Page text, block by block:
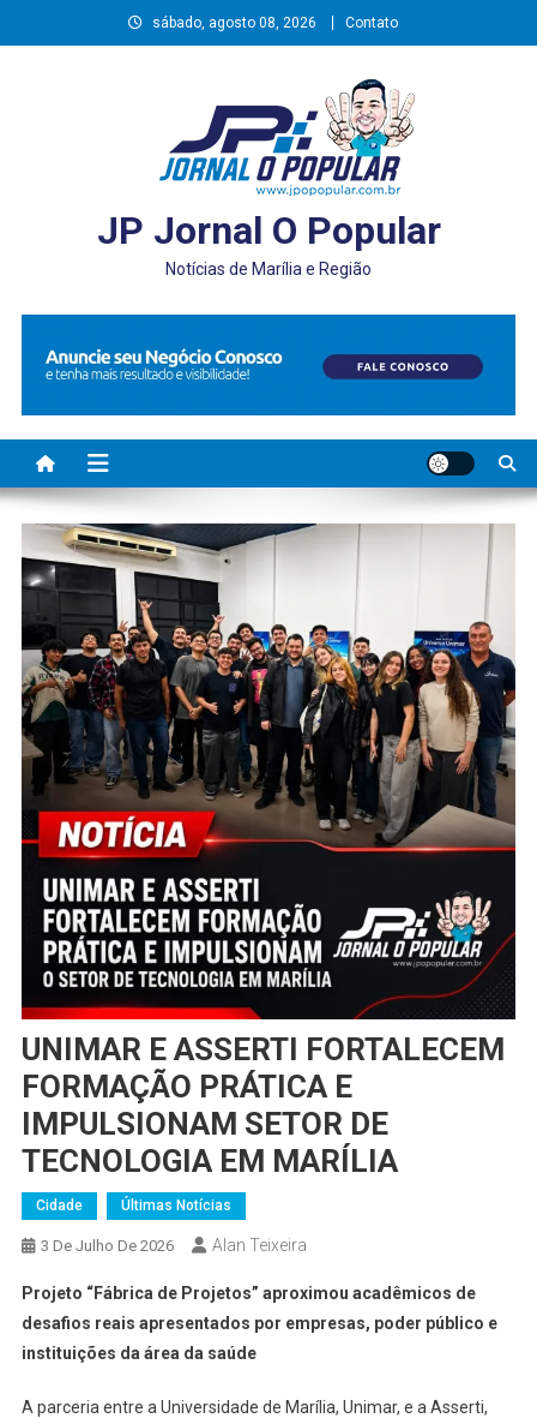
to
sábado, agosto 08, 2026 Contato
JP Jornal O Popular
Notícias de Marília e Região
UNIMAR E ASSERTI FORTALECEM
FORMAÇÃO PRÁTICA E
IMPULSIONAM SETOR DE
TECNOLOGIA EM MARÍLIA
Cidade Últimas Notícias
3 De Julho De 2026 Alan Teixeira
Projeto “Fábrica de Projetos” aproximou acadêmicos de
desafios reais apresentados por empresas, poder público e
instituições da área da saúde
A parceria entre a Universidade de Marília, Unimar, e a Asserti,